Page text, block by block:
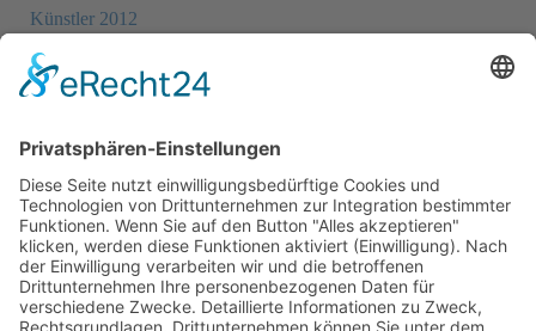
Künstler 2012
Künstler 2008
Künstler 2004
Alle Ausstellungsorte